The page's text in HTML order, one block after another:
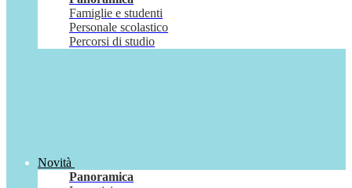
Famiglie e studenti
Personale scolastico
Percorsi di studio
Novità
Panoramica